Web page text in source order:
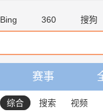
Bing 360 搜狗
赛事
综合 搜索 视频